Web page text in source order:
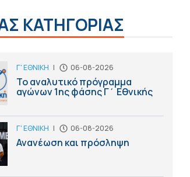
ΚΑΤΗΓΟΡΙΑΣ
Γ' ΕΘΝΙΚΗ | 06-08-2026
Το αναλυτικό πρόγραμμα
αγώνων 1ης φάσης Γ΄ Εθνικής
Γ' ΕΘΝΙΚΗ | 06-08-2026
Ανανέωση και πρόσληψη